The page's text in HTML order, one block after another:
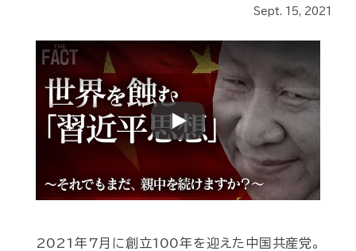
Sept. 15, 2021
Play
2021年7月に創立100年を迎えた中国共産党。